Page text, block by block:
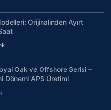
Orijinalinden Ayırt
Oak ve Offshore Serisi –
Dönemi APS Üretimi